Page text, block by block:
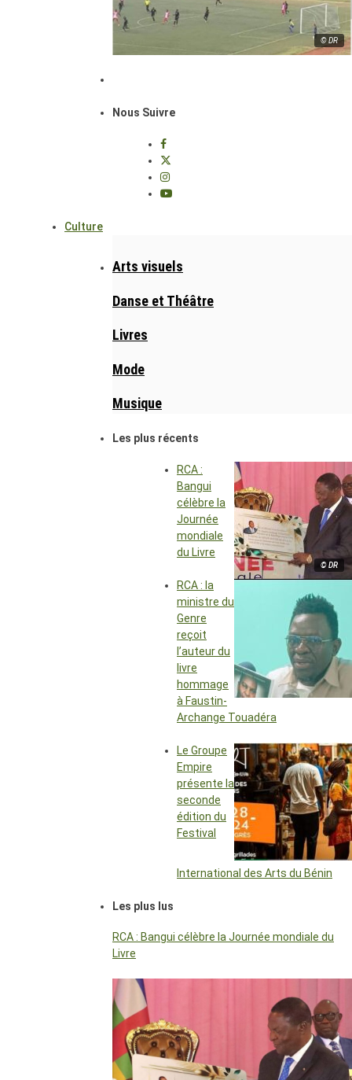
© DR
Nous Suivre
Culture
Arts visuels
Danse et Théâtre
Livres
Mode
Musique
Les plus récents
© DR
RCA :
Bangui
célèbre la
Journée
mondiale
du Livre
RCA : la
ministre du
Genre
reçoit
l’auteur du
livre
hommage
à Faustin-
Archange Touadéra
Le Groupe
Empire
présente la
seconde
édition du
Festival
International des Arts du Bénin
Les plus lus
RCA : Bangui célèbre la Journée mondiale du
Livre